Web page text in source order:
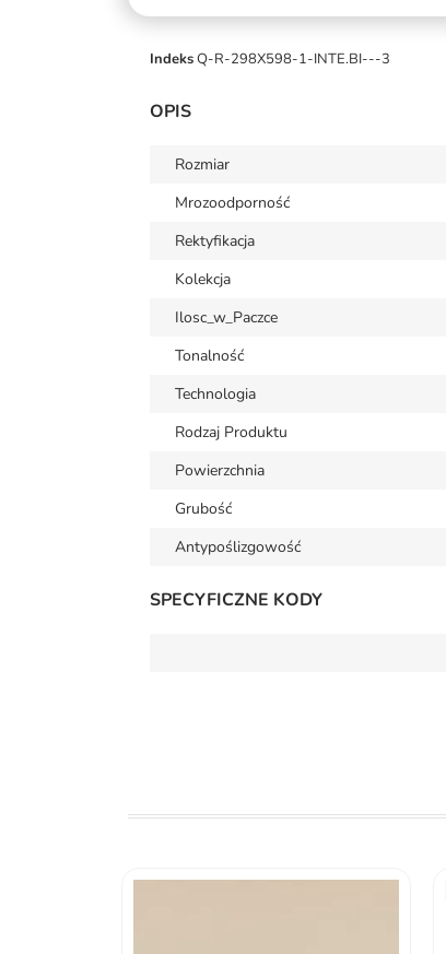
IndeksQ-R-298X598-1-INTE.BI---3
OPIS
Rozmiar
Mrozoodporność
Rektyfikacja
Kolekcja
Ilosc_w_Paczce
Tonalność
Technologia
Rodzaj Produktu
Powierzchnia
Grubość
Antypoślizgowość
SPECYFICZNE KODY